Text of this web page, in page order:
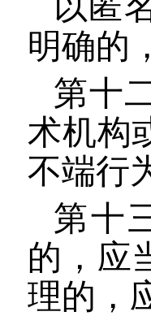
明确的
第十
术机构
不端行
第十
的，应
理的，